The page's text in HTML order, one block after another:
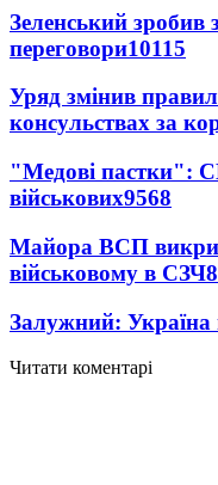
Зеленський зробив
переговори10115
Уряд змінив
консульствах за
"Медові пастки":
військових9568
Майора ВСП
військовому в СЗЧ
Залужний:
Читати коментарі